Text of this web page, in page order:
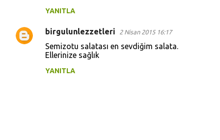
YANITLA
birgulunlezzetleri 2 Nisan 2015 16:17
Semizotu salatası en sevdiğim salata.
Ellerinize sağlık
YANITLA